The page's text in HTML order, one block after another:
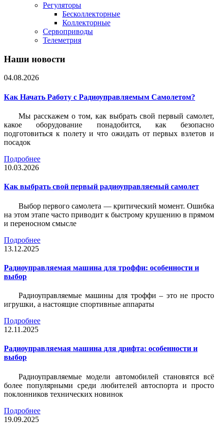
Регуляторы
Бесколлекторные
Коллекторные
Сервоприводы
Телеметрия
Наши новости
04.08.2026
Как Начать Работу с Радиоуправляемым Самолетом?
Мы расскажем о том, как выбрать свой первый самолет,
какое оборудование понадобится, как безопасно
подготовиться к полету и что ожидать от первых взлетов и
посадок
Подробнее
10.03.2026
Как выбрать свой первый радиоуправляемый самолет
Выбор первого самолета — критический момент. Ошибка
на этом этапе часто приводит к быстрому крушению в прямом
и переносном смысле
Подробнее
13.12.2025
Радиоуправляемая машина для троффи: особенности и
выбор
Радиоуправляемые машины для троффи – это не просто
игрушки, а настоящие спортивные аппараты
Подробнее
12.11.2025
Радиоуправляемая машина для дрифта: особенности и
выбор
Радиоуправляемые модели автомобилей становятся всё
более популярными среди любителей автоспорта и просто
поклонников технических новинок
Подробнее
19.09.2025